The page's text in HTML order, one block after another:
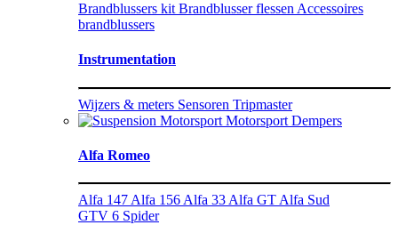
Brandblussers kit Brandblusser flessen Accessoires
brandblussers
Instrumentation
Wijzers & meters Sensoren Tripmaster
Motorsport Dempers
Alfa Romeo
Alfa 147 Alfa 156 Alfa 33 Alfa GT Alfa Sud
GTV 6 Spider